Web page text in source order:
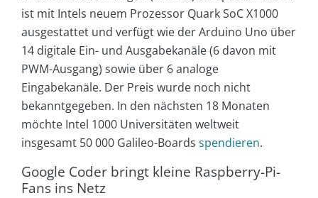
ist mit Intels neuem Prozessor Quark SoC X1000
ausgestattet und verfügt wie der Arduino Uno über
14 digitale Ein- und Ausgabekanäle (6 davon mit
PWM-Ausgang) sowie über 6 analoge
Eingabekanäle. Der Preis wurde noch nicht
bekanntgegeben. In den nächsten 18 Monaten
möchte Intel 1000 Universitäten weltweit
insgesamt 50 000 Galileo-Boards spendieren.
Google Coder bringt kleine Raspberry-Pi-
Fans ins Netz